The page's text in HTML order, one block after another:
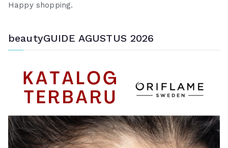
Happy shopping.
beautyGUIDE AGUSTUS 2026